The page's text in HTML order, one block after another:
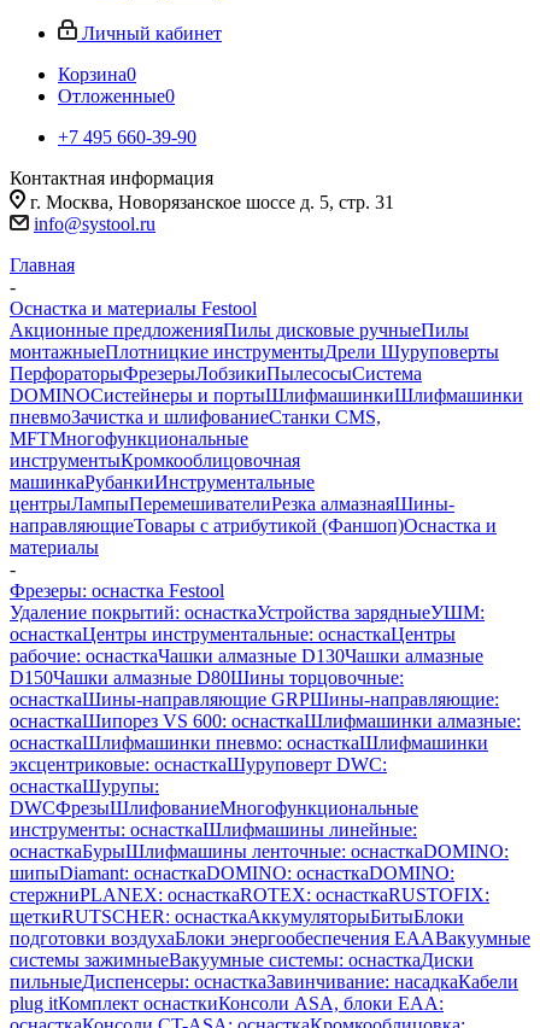
Личный кабинет
Корзина0
Отложенные0
+7 495 660-39-90
Контактная информация
г. Москва, Новорязанское шоссе д. 5, стр. 31
info@systool.ru
Главная
-
Оснастка и материалы Festool
Акционные предложенияПилы дисковые ручныеПилы
монтажныеПлотницкие инструментыДрели Шуруповерты
ПерфораторыФрезерыЛобзикиПылесосыСистема
DOMINOСистейнеры и портыШлифмашинкиШлифмашинки
пневмоЗачистка и шлифованиеСтанки CMS,
MFTМногофункциональные
инструментыКромкооблицовочная
машинкаРубанкиИнструментальные
центрыЛампыПеремешивателиРезка алмазнаяШины-
направляющиеТовары с атрибутикой (Фаншоп)Оснастка и
материалы
-
Фрезеры: оснастка Festool
Удаление покрытий: оснасткаУстройства зарядныеУШМ:
оснасткаЦентры инструментальные: оснасткаЦентры
рабочие: оснасткаЧашки алмазные D130Чашки алмазные
D150Чашки алмазные D80Шины торцовочные:
оснасткаШины-направляющие GRPШины-направляющие:
оснасткаШипорез VS 600: оснасткаШлифмашинки алмазные:
оснасткаШлифмашинки пневмо: оснасткаШлифмашинки
эксцентриковые: оснасткаШуруповерт DWC:
оснасткаШурупы:
DWCФрезыШлифованиеМногофункциональные
инструменты: оснасткаШлифмашины линейные:
оснасткаБурыШлифмашины ленточные: оснасткаDOMINO:
шипыDiamant: оснасткаDOMINO: оснасткаDOMINO:
стержниPLANEX: оснасткаROTEX: оснасткаRUSTOFIX:
щеткиRUTSCHER: оснасткаАккумуляторыБитыБлоки
подготовки воздухаБлоки энергообеспечения EAAВакуумные
системы зажимныеВакуумные системы: оснасткаДиски
пильныеДиспенсеры: оснасткаЗавинчивание: насадкаКабели
plug itКомплект оснасткиКонсоли ASA, блоки EAA: